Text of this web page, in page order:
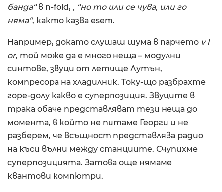
банда“в n-fold, , “но то или се чува, или го
няма“, както казва esem.
Например, докато слушаш шума в парчето v l
or, той може да е много неща – модулни
синтове, звуци от летище Лутън,
компресора на хладилник. Току-що разбрахте
горе-долу какво е суперпозиция. Звуците в
трака обаче представляват тези неща до
момента, в който не питаме Георги и не
разберем, че всъщност представлява радио
на къси вълни между станциите. Счупихме
суперпозицията. Затова още нямаме
квантови компютри.